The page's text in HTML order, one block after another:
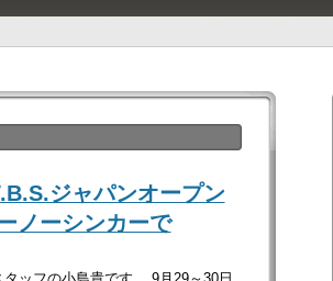
ジャパンオープン
ノーシンカーで